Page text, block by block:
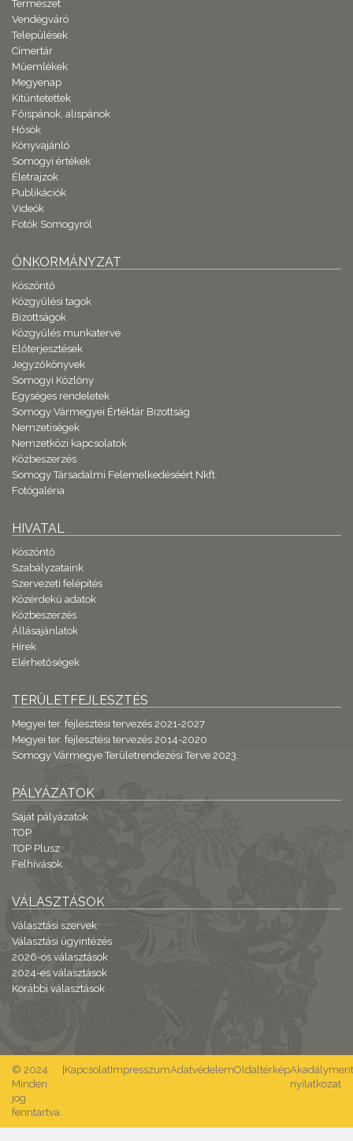
Természet
Vendégváró
Települések
Címertár
Műemlékek
Megyenap
Kitüntetettek
Főispánok, alispánok
Hősök
Könyvajánló
Somogyi értékek
Életrajzok
Publikációk
Videók
Fotók Somogyról
ÖNKORMÁNYZAT
Köszöntő
Közgyűlési tagok
Bizottságok
Közgyűlés munkaterve
Előterjesztések
Jegyzőkönyvek
Somogyi Közlöny
Egységes rendeletek
Somogy Vármegyei Értéktár Bizottság
Nemzetiségek
Nemzetközi kapcsolatok
Közbeszerzés
Somogy Társadalmi Felemelkedéséért Nkft.
Fotógaléria
HIVATAL
Köszöntő
Szabályzataink
Szervezeti felépítés
Közérdekű adatok
Közbeszerzés
Állásajánlatok
Hírek
Elérhetőségek
TERÜLETFEJLESZTÉS
Megyei ter. fejlesztési tervezés 2021-2027
Megyei ter. fejlesztési tervezés 2014-2020
Somogy Vármegye Területrendezési Terve 2023.
PÁLYÁZATOK
Saját pályázatok
TOP
TOP Plusz
Felhívások
VÁLASZTÁSOK
Választási szervek
Választási ügyintézés
2026-os választások
2024-es választások
Korábbi választások
© 2024
Minden
jog
fenntartva.
KapcsolatImpresszumAdatvédelemOldaltérkép
nyilatkozat